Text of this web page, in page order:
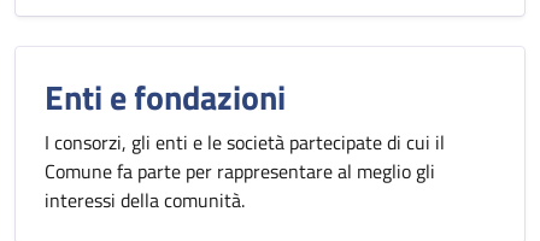
Enti e fondazioni
I consorzi, gli enti e le società partecipate di cui il
Comune fa parte per rappresentare al meglio gli
interessi della comunità.